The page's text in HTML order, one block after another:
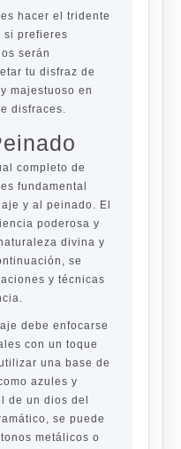
hacer el tridente
si prefieres
serán
tu disfraz de
majestuoso en
disfraces.
completo de
fundamental
y al peinado. El
poderosa y
divina y
se
y técnicas
debe enfocarse
con un toque
una base de
azules y
de un dios del
se puede
metálicos o